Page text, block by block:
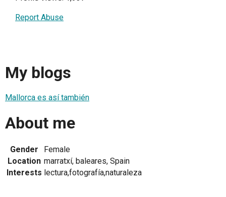
Report Abuse
My blogs
Mallorca es así también
About me
Gender
Female
Location marratxí, baleares, Spain
Interests lectura,fotografía,naturaleza